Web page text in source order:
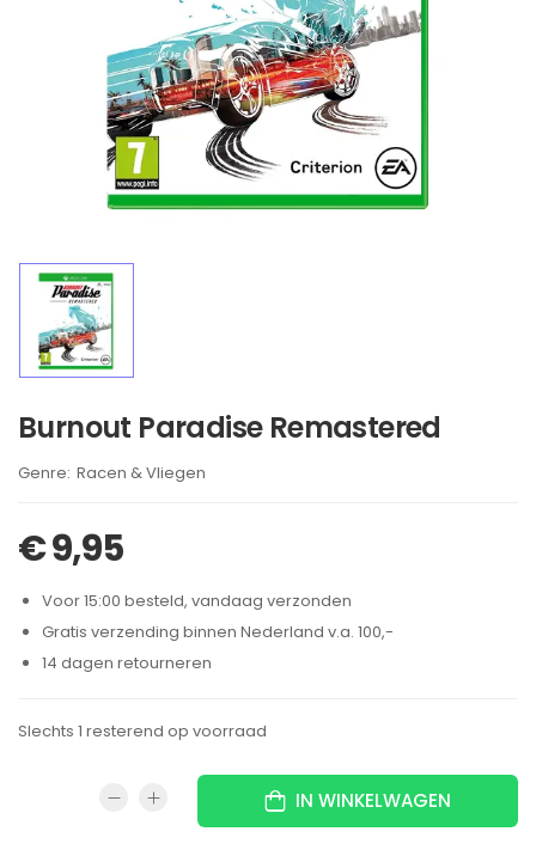
Burnout Paradise Remastered
Brand:
Racen & Vliegen
€9,95
Voor 15:00 besteld, vandaag verzonden
Gratis verzending binnen Nederland v.a. 100,-
14 dagen retourneren
Slechts 1 resterend op voorraad
IN WINKELWAGEN